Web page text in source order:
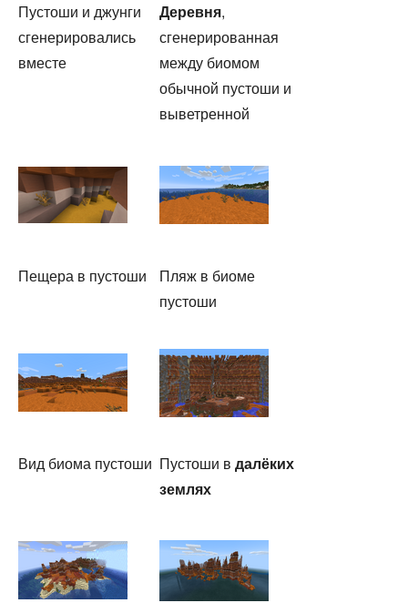
Пустоши и джунги
сгенерировались
вместе
Деревня,
сгенерированная
между биомом
обычной пустоши и
выветренной
Пещера в пустоши
Пляж в биоме
пустоши
Вид биома пустоши Пустоши в далёких
землях